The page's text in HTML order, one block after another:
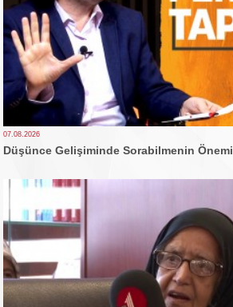
07.08.2026
Düşünce Gelişiminde Sorabilmenin Önemi